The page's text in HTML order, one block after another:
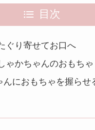
目次
ぐり寄せてお口へ
ゃかちゃんのおもちゃ
んにおもちゃを握らせ